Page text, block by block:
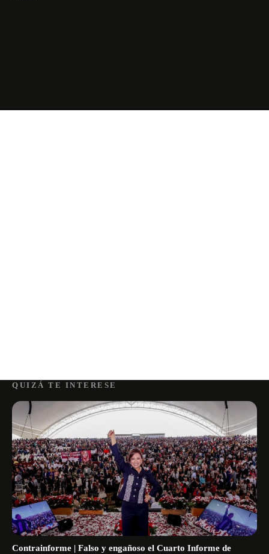
QUIZÁ TE INTERESE
Contrainforme | Falso y engañoso el Cuarto Informe de